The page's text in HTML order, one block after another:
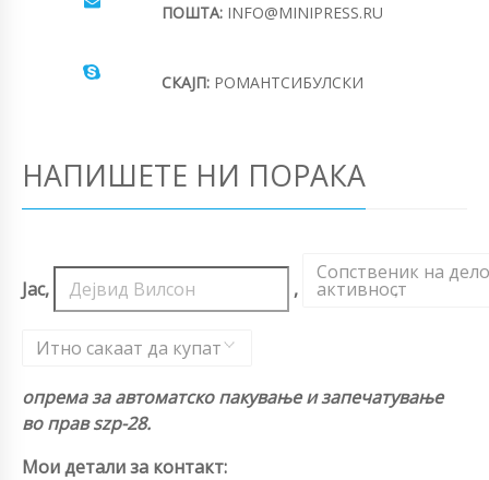
ПОШТА: INFO@MINIPRESS.RU
СКАЈП: РОМАНТСИБУЛСКИ
НАПИШЕТЕ НИ ПОРАКА
Јас, ,
Сопственик на
активност
,
Итно сакаат да купат
опрема за автоматско пакување и запечатување
во прав szp-28.
Мои детали за контакт: